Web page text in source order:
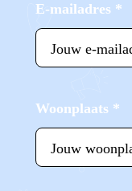
E-mailadres *
Woonplaats *